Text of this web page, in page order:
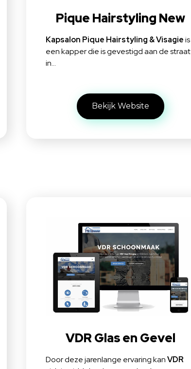
Pique Hairstyling New
Kapsalon Pique Hairstyling & Visagieis
een kapper die is gevestigd aan de straat
in…
Bekijk Website
VDR Glas en Gevel
Door deze jarenlange ervaring kanVDR